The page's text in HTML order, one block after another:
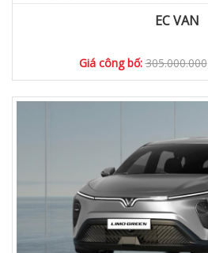
EC VAN
Giá công bố:305.000.000